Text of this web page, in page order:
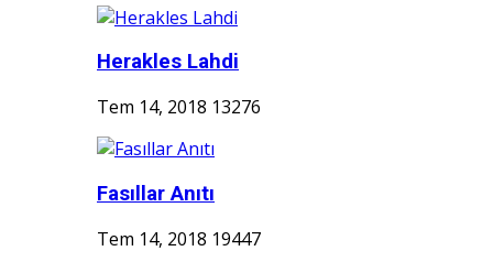
Herakles Lahdi
Tem 14, 2018 13276
Fasıllar Anıtı
Tem 14, 2018 19447